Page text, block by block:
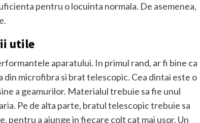
pentru o locuinta normala. De asemenea,
utile
aparatului. In primul rand, ar fi bine ca
microfibra si brat telescopic. Cea dintai este o
a geamurilor. Materialul trebuie sa fie unul
Pe de alta parte, bratul telescopic trebuie sa
pentru a ajunge in fiecare colt cat mai usor. Un